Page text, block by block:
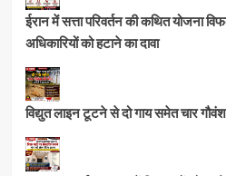
ईरान में सत्ता परिवर्तन की कथित योजना
अधिकारियों को हटाने का दावा
विद्युत लाइन टूटने से दो गाय समेत चार गौवंश